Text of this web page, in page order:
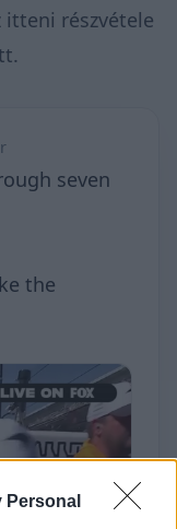
Personal
itteni részvétele
seven
the